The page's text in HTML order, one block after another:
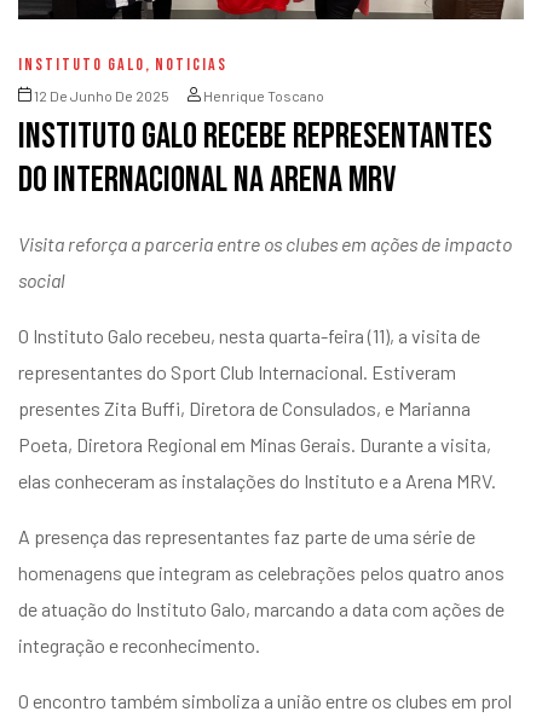
INSTITUTO GALO, NOTICIAS
12 De Junho De 2025 Henrique Toscano
Instituto Galo recebe representantes
do Internacional na Arena MRV
Visita reforça a parceria entre os clubes em ações de impacto
social
O Instituto Galo recebeu, nesta quarta-feira (11), a visita de
representantes do Sport Club Internacional. Estiveram
presentes Zita Buffi, Diretora de Consulados, e Marianna
Poeta, Diretora Regional em Minas Gerais. Durante a visita,
elas conheceram as instalações do Instituto e a Arena MRV.
A presença das representantes faz parte de uma série de
homenagens que integram as celebrações pelos quatro anos
de atuação do Instituto Galo, marcando a data com ações de
integração e reconhecimento.
O encontro também simboliza a união entre os clubes em prol